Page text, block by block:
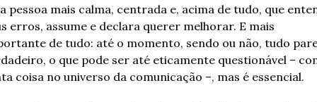
pessoa mais calma, centrada e, acima de tudo, que
erros, assume e declara querer melhorar. E mais
de tudo: até o momento, sendo ou não, tudo
o que pode ser até eticamente questionável –
coisa no universo da comunicação –, mas é essencial.